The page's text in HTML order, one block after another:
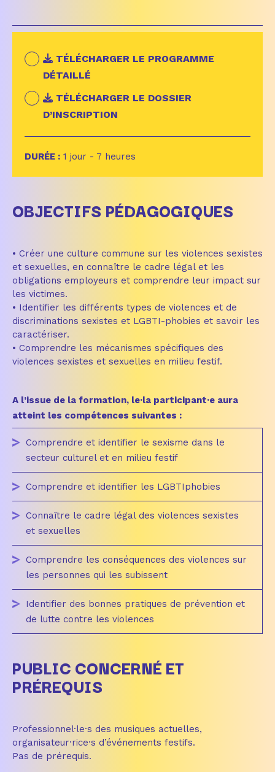
TÉLÉCHARGER LE PROGRAMME
DÉTAILLÉ
TÉLÉCHARGER LE DOSSIER
D’INSCRIPTION
DURÉE : 1 jour - 7 heures
OBJECTIFS PÉDAGOGIQUES
• Créer une culture commune sur les violences sexistes
et sexuelles, en connaître le cadre légal et les
obligations employeurs et comprendre leur impact sur
les victimes.
• Identifier les différents types de violences et de
discriminations sexistes et LGBTI-phobies et savoir les
caractériser.
• Comprendre les mécanismes spécifiques des
violences sexistes et sexuelles en milieu festif.
A l’issue de la formation, le·la participant·e aura
atteint les compétences suivantes :
Comprendre et identifier le sexisme dans le
secteur culturel et en milieu festif
Comprendre et identifier les LGBTIphobies
Connaître le cadre légal des violences sexistes
et sexuelles
Comprendre les conséquences des violences sur
les personnes qui les subissent
Identifier des bonnes pratiques de prévention et
de lutte contre les violences
PUBLIC CONCERNÉ ET
PRÉREQUIS
Professionnel·le·s des musiques actuelles,
organisateur·rice·s d’événements festifs.
Pas de prérequis.